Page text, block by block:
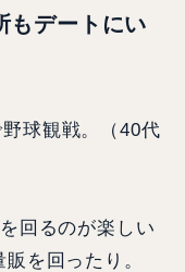
デートにい
球観戦。（40代
回るのが楽しい
を回ったり。